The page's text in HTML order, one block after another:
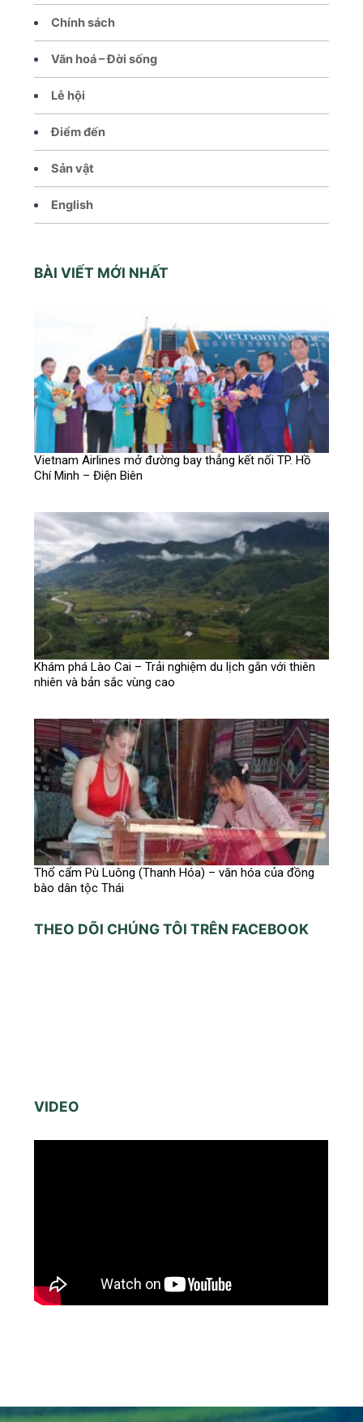
Chính sách
Văn hoá – Đời sống
Lễ hội
Điểm đến
Sản vật
English
BÀI VIẾT MỚI NHẤT
Vietnam Airlines mở đường bay thẳng kết nối TP. Hồ
Chí Minh – Điện Biên
Khám phá Lào Cai – Trải nghiệm du lịch gắn với thiên
nhiên và bản sắc vùng cao
Thổ cẩm Pù Luông (Thanh Hóa) – văn hóa của đồng
bào dân tộc Thái
THEO DÕI CHÚNG TÔI TRÊN FACEBOOK
VIDEO